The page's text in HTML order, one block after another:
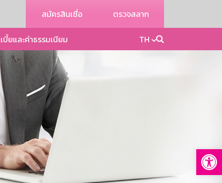
สมัครสินเชื่อ ตรวจสลาก
บี้ยและค่าธรรมเนียม TH